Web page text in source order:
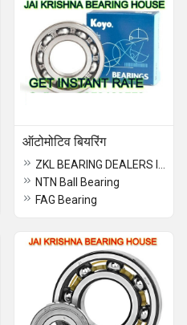
ऑटोमोटिव बियरिंग
NTN Ball Bearing
FAG Bearing